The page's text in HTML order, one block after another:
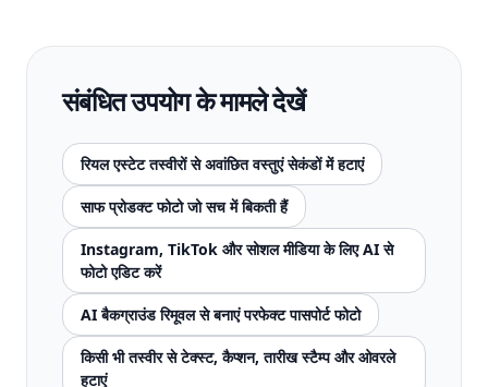
संबंधित उपयोग के मामले देखें
रियल एस्टेट तस्वीरों से अवांछित वस्तुएं सेकंडों में हटाएं
साफ प्रोडक्ट फोटो जो सच में बिकती हैं
Instagram, TikTok और सोशल मीडिया के लिए AI से
फोटो एडिट करें
AI बैकग्राउंड रिमूवल से बनाएं परफेक्ट पासपोर्ट फोटो
किसी भी तस्वीर से टेक्स्ट, कैप्शन, तारीख स्टैम्प और ओवरले
हटाएं